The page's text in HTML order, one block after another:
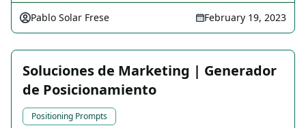
Pablo Solar Frese February 19, 2023
Soluciones de Marketing | Generador
de Posicionamiento
Positioning Prompts